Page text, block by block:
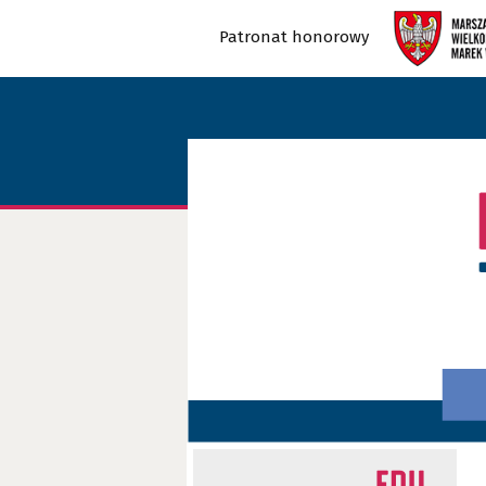
Patronat honorowy